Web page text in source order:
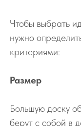
Чтобы выбрать
нужно
критериями:
Размер
Большую доску
берут с собой в